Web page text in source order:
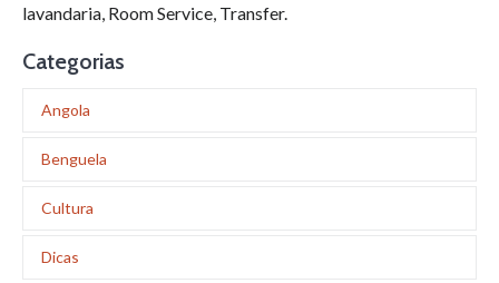
lavandaria, Room Service, Transfer.
Categorias
Angola
Benguela
Cultura
Dicas